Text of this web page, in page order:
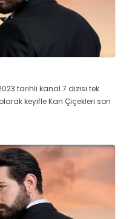
tarihli kanal 7 dizisi tek
keyifle Kan Çiçekleri son